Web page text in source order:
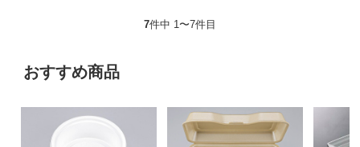
7件中 1〜7件目
おすすめ商品